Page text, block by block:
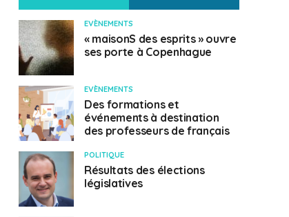
EVÈNEMENTS
« maisonS des esprits » ouvre
ses porte à Copenhague
EVÈNEMENTS
Des formations et
événements à destination
des professeurs de français
POLITIQUE
Résultats des élections
législatives